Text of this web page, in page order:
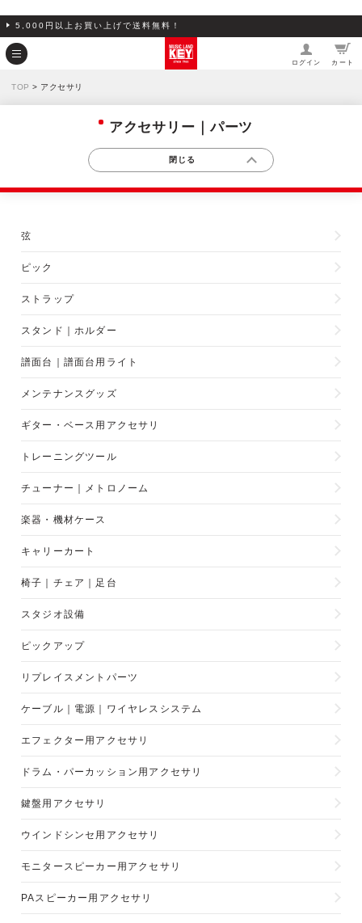
5,000円以上お買い上げで送料無料！
ログイン カート
TOP > アクセサリ
アクセサリー｜パーツ
弦
ピック
ストラップ
スタンド｜ホルダー
譜面台｜譜面台用ライト
メンテナンスグッズ
ギター・ベース用アクセサリ
トレーニングツール
チューナー｜メトロノーム
楽器・機材ケース
キャリーカート
椅子｜チェア｜足台
スタジオ設備
ピックアップ
リプレイスメントパーツ
ケーブル｜電源｜ワイヤレスシステム
エフェクター用アクセサリ
ドラム・パーカッション用アクセサリ
鍵盤用アクセサリ
ウインドシンセ用アクセサリ
モニタースピーカー用アクセサリ
PAスピーカー用アクセサリ